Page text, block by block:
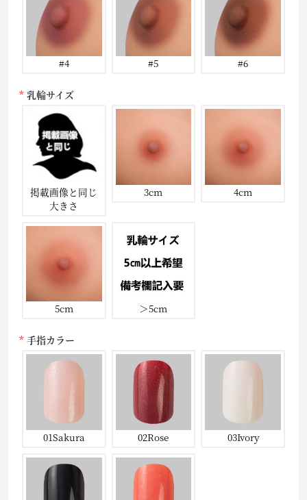
#4 #5 #6
乳輪サイズ
掲載画像と同じ
大きさ
3cm 4cm
5cm ＞5cm
手指カラー
01Sakura 02Rose 03Ivory